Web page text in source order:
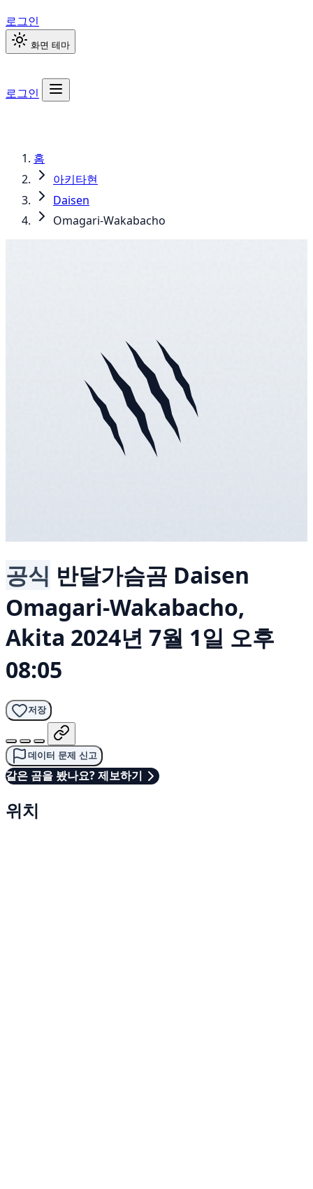
로그인
화면 테마
로그인
홈
아키타현
Daisen
Omagari-Wakabacho
공식 반달가슴곰 Daisen
Omagari-Wakabacho,
Akita 2024년 7월 1일 오후
08:05
저장
데이터 문제 신고
같은 곰을 봤나요? 제보하기
위치